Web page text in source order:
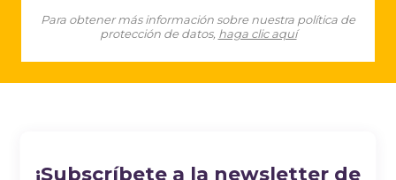
Para obtener más información sobre nuestra política de
protección de datos, haga clic aquí
¡Subscríbete a la newsletter de